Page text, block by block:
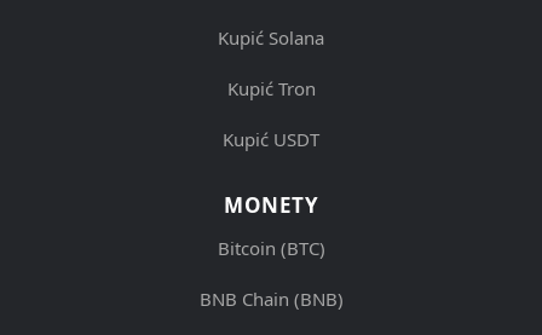
Kupić Solana
Kupić Tron
Kupić USDT
MONETY
Bitcoin (BTC)
BNB Chain (BNB)